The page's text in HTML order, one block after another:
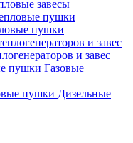
завесы
пушки
и завес
Газовые
Дизельные